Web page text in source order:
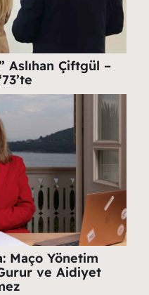
Aslıhan Çiftgül –
Maço Yönetim
ve Aidiyet